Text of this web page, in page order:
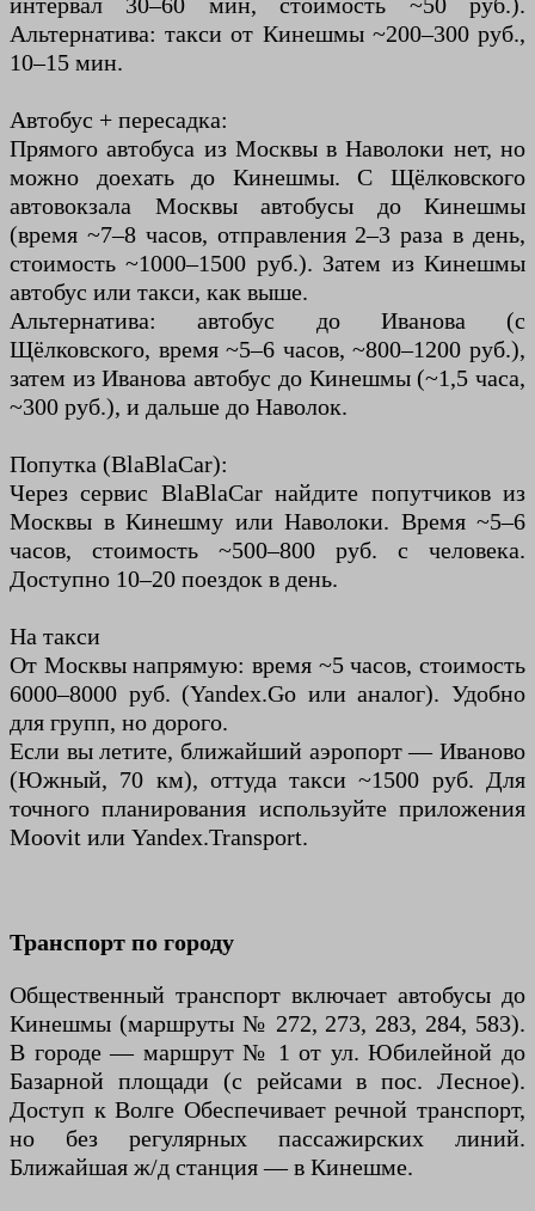
Альтернатива: такси от Кинешмы ~200–300 руб.,
10–15 мин.
Автобус + пересадка:
Прямого автобуса из Москвы в Наволоки нет, но
можно доехать до Кинешмы. С Щёлковского
автовокзала Москвы автобусы до Кинешмы
(время ~7–8 часов, отправления 2–3 раза в день,
стоимость ~1000–1500 руб.). Затем из Кинешмы
автобус или такси, как выше.
Альтернатива: автобус до Иванова (с
Щёлковского, время ~5–6 часов, ~800–1200 руб.),
затем из Иванова автобус до Кинешмы (~1,5 часа,
~300 руб.), и дальше до Наволок.
Попутка (BlaBlaCar):
Через сервис BlaBlaCar найдите попутчиков из
Москвы в Кинешму или Наволоки. Время ~5–6
часов, стоимость ~500–800 руб. с человека.
Доступно 10–20 поездок в день.
На такси
От Москвы напрямую: время ~5 часов, стоимость
6000–8000 руб. (Yandex.Go или аналог). Удобно
для групп, но дорого.
Если вы летите, ближайший аэропорт — Иваново
(Южный, 70 км), оттуда такси ~1500 руб. Для
точного планирования используйте приложения
Moovit или Yandex.Transport.
Транспорт по городу
Общественный транспорт включает автобусы до
Кинешмы (маршруты № 272, 273, 283, 284, 583).
В городе — маршрут № 1 от ул. Юбилейной до
Базарной площади (с рейсами в пос. Лесное).
Доступ к Волге Обеспечивает речной транспорт,
но без регулярных пассажирских линий.
Ближайшая ж/д станция — в Кинешме.